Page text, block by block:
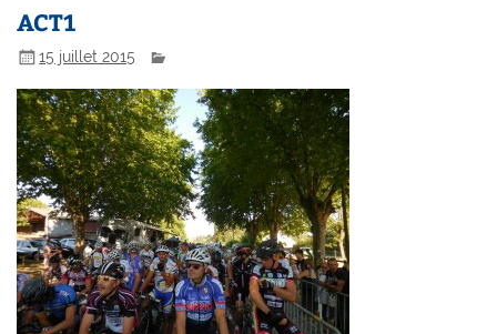
ACT1
15 juillet 2015